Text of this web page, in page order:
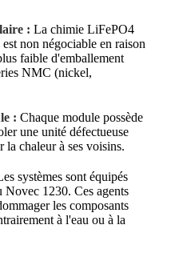
: La chimie LiFePO4
non négociable en raison
faible d'emballement
NMC (nickel,
: Chaque module possède
une unité défectueuse
la chaleur à ses voisins.
systèmes sont équipés
1230. Ces agents
les composants
à l'eau ou à la